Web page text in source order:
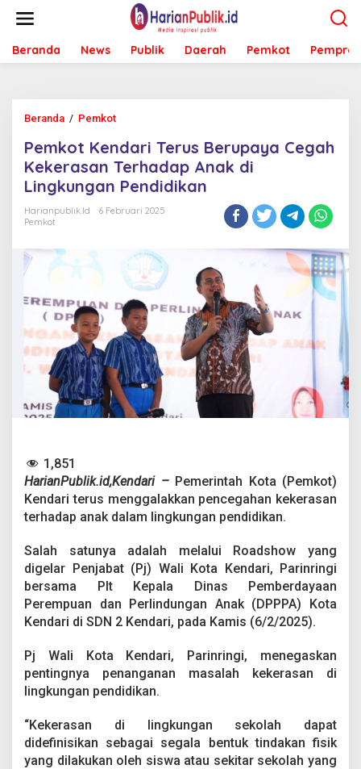
t
Beranda News Publik Daerah Pemkot Pemprov
Beranda / Pemkot
m
k
o
K
T
e
r
u
s
B
e
r
a
C
e
g
K
e
r
a
n
T
r
h
a
Pemkot Kendari Terus Berupaya Cegah
Kekerasan Terhadap Anak di
Lingkungan Pendidikan
Harianpublik.id
6 Februari 2025
Pemkot
1,851
HarianPublik.id,Kendari – Pemerintah Kota (Pemkot)
Kendari terus menggalakkan pencegahan kekerasan
terhadap anak dalam lingkungan pendidikan.
Salah satunya adalah melalui Roadshow yang
digelar Penjabat (Pj) Wali Kota Kendari, Parinringi
bersama Plt Kepala Dinas Pemberdayaan
Perempuan dan Perlindungan Anak (DPPPA) Kota
Kendari di SDN 2 Kendari, pada Kamis (6/2/2025).
Pj Wali Kota Kendari, Parinringi, menegaskan
pentingnya penanganan masalah kekerasan di
lingkungan pendidikan.
“Kekerasan di lingkungan sekolah dapat
didefinisikan sebagai segala bentuk tindakan fisik
yang dilakukan oleh siswa atau sekitar sekolah yang